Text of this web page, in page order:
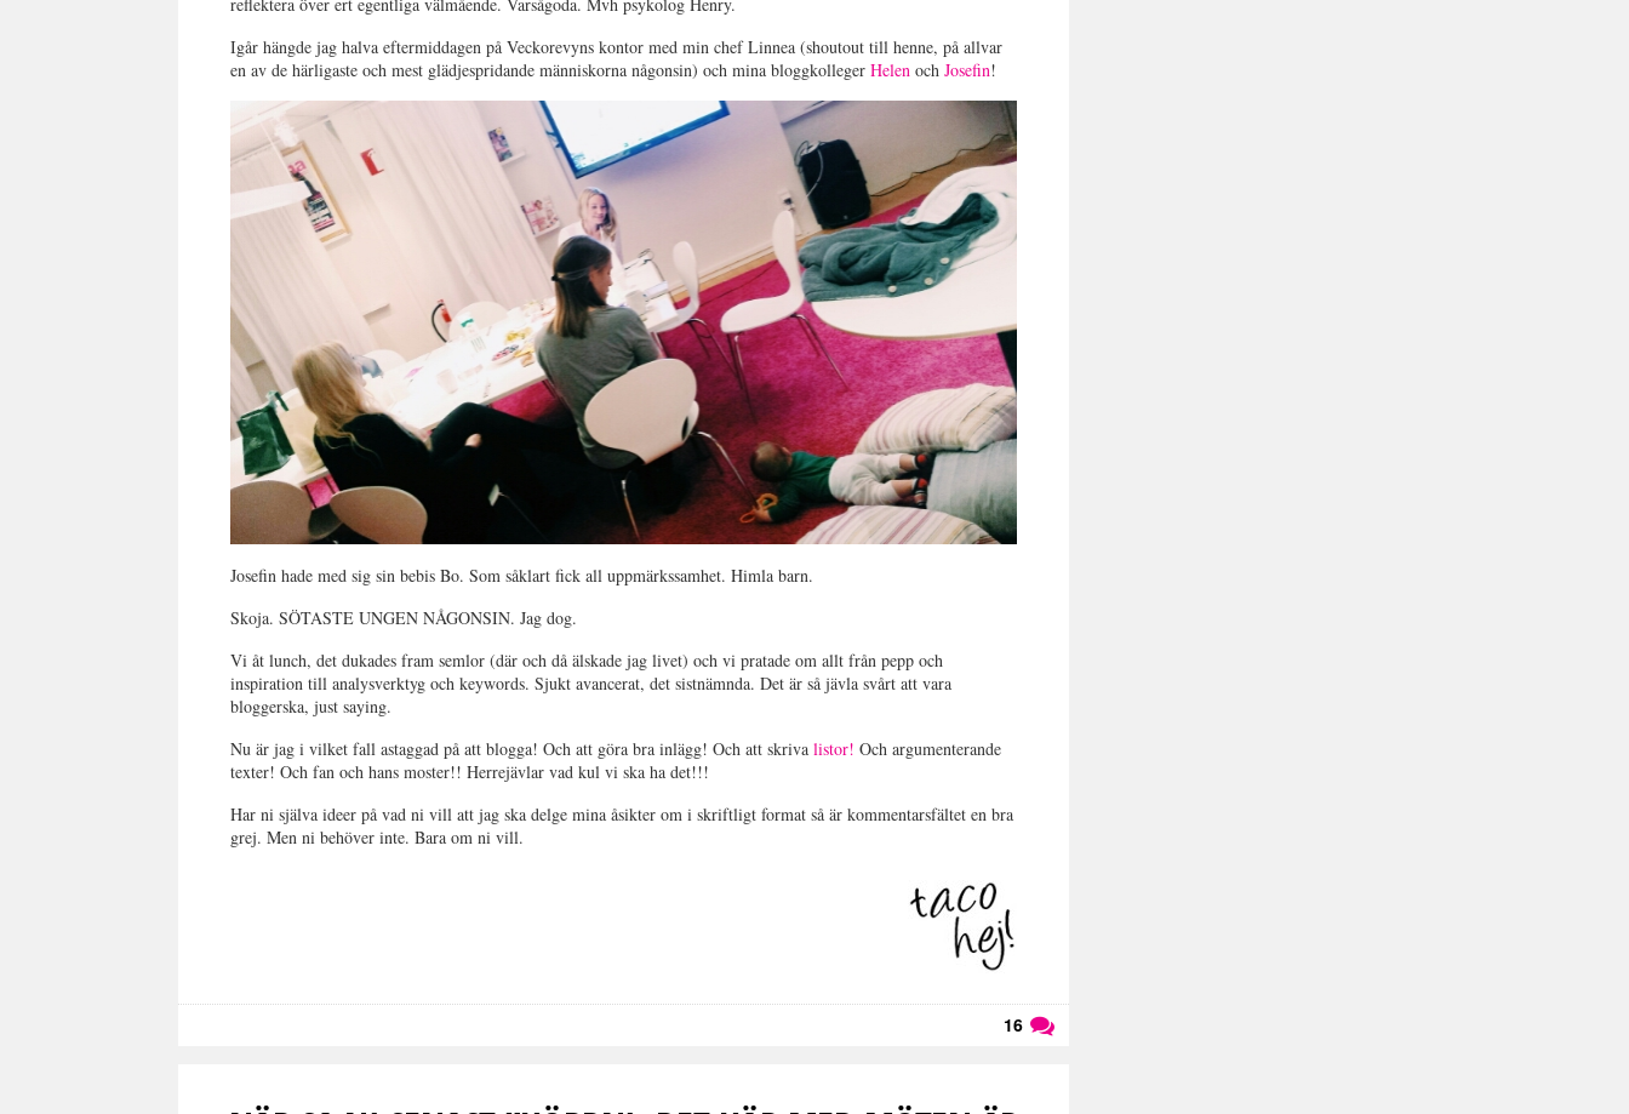
Igår hängde jag halva eftermiddagen på Veckorevyns kontor med min chef Linnea (shoutout till henne, på allvar
en av de härligaste och mest glädjespridande människorna någonsin) och mina bloggkollegerHelen ochJosefin!
Josefin hade med sig sin bebis Bo. Som såklart fick all uppmärkssamhet. Himla barn.
Skoja. SÖTASTE UNGEN NÅGONSIN. Jag dog.
Vi åt lunch, det dukades fram semlor (där och då älskade jag livet) och vi pratade om allt från pepp och
inspiration till analysverktyg och keywords. Sjukt avancerat, det sistnämnda. Det är så jävla svårt att vara
bloggerska, just saying.
Nu är jag i vilket fall astaggad på att blogga! Och att göra bra inlägg! Och att skrivalistor! Och argumenterande
texter! Och fan och hans moster!! Herrejävlar vad kul vi ska ha det!!!
Har ni själva ideer på vad ni vill att jag ska delge mina åsikter om i skriftligt format så är kommentarsfältet en bra
grej. Men ni behöver inte. Bara om ni vill.
16